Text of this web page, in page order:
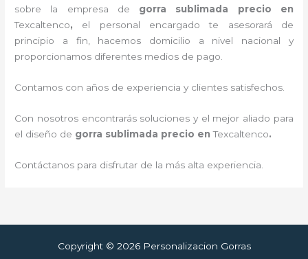
sobre la empresa de gorra sublimada precio en
Texcaltenco, el personal encargado te asesorará de
principio a fin, hacemos domicilio a nivel nacional y
proporcionamos diferentes medios de pago.
Contamos con años de experiencia y clientes satisfechos.
Con nosotros encontrarás soluciones y el mejor aliado para
el diseño de gorra sublimada precio enTexcaltenco.
Contáctanos para disfrutar de la más alta experiencia.
Copyright © 2026 Personalizacion Gorras